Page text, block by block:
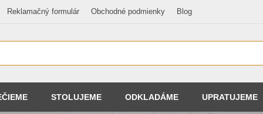
Reklamačný formulár Obchodné podmienky Blog
STOLUJEME ODKLADÁME UPRATUJEME